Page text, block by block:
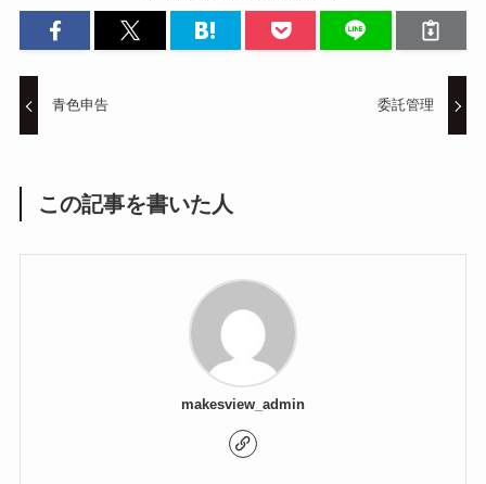
青色申告 委託管理
この記事を書いた人
makesview_admin